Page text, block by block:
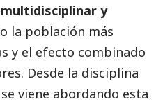
y
la población más
y el efecto combinado
Desde la disciplina
se viene abordando esta